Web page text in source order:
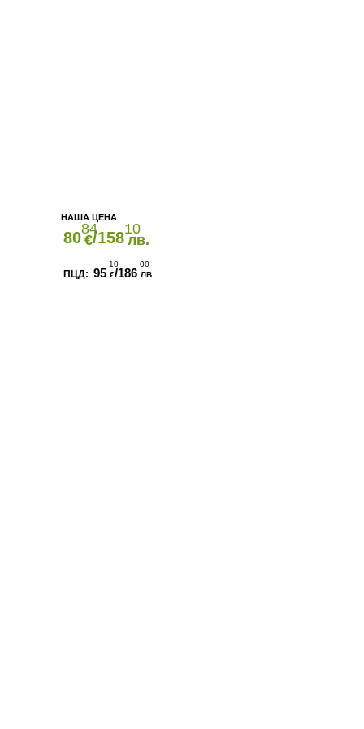
8084
€/15810
лв.
95
10
€/186
00
ЛВ.